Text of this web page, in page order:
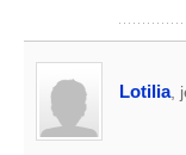
Lotilia,